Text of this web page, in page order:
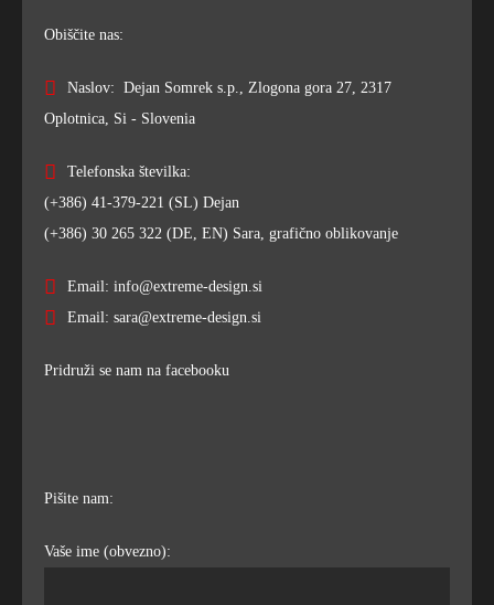
Obiščite nas:
Naslov: Dejan Somrek s.p., Zlogona gora 27, 2317
Oplotnica, Si - Slovenia
Telefonska številka:
(+386) 41-379-221 (SL) Dejan
(+386) 30 265 322 (DE, EN) Sara, grafično oblikovanje
Email: info@extreme-design.si
Email: sara@extreme-design.si
Pridruži se nam na facebooku
Pišite nam:
Vaše ime (obvezno):